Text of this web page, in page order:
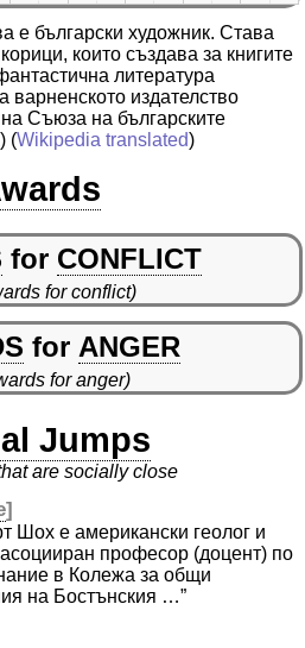
е български художник. Става
които създава за книгите
литература
варненското издателство
Съюза на българските
) (Wikipedia translated)
for CONFLICT
for conflict)
for ANGER
for anger)
Jumps
are socially close
]
Шох е американски геолог и
професор (доцент) по
в Колежа за общи
на Бостънския …”